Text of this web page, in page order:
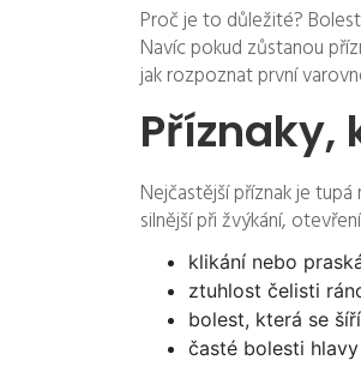
Proč je to důležité?
Navíc pokud zůstanou
jak rozpoznat první
Příznaky,
Nejčastější příznak je
silnější při žvýkání,
klikání nebo
ztuhlost čelisti
bolest, která se
časté bolesti